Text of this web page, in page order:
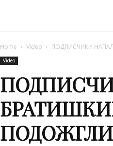
Home Video ПОДПИСЧИКИ
Video